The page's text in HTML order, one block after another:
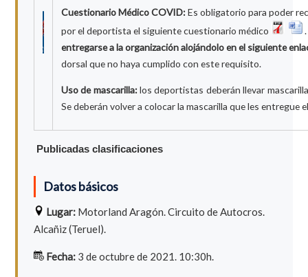
Cuestionario Médico COVID:Es obligatorio para poder
por el deportista el siguiente cuestionario médico
.
entregarse a la organización alojándolo en el siguiente
dorsal que no haya cumplido con este requisito.
Uso de mascarilla:los deportistas deberán llevar
Se deberán volver a colocar la mascarilla que les entregue
Publicadas clasificaciones
Datos básicos
Lugar:Motorland Aragón. Circuito de Autocros.
Alcañiz (Teruel).
Fecha:3 de octubre de 2021. 10:30h.